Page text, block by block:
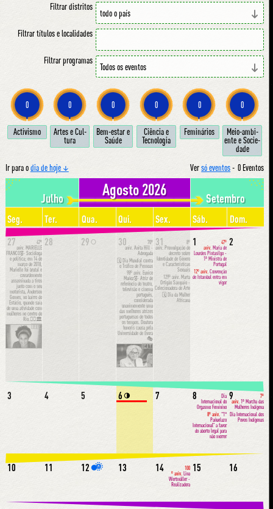
Filtrar distritos
Filtrar títulos e localidades
Filtrar programas
0
Ac­ti­vis­mo
0
Ar­tes e Cul­
tu­ra
0
Bem-estar e
Sa­ú­de
0
Ci­ên­cia e
Tec­no­lo­gia
0
Fe­mi­ná­ri­os
0
Meio-am­bi­
en­te e So­ci­e­
da­de
Ir para odia de hoje ↓ Versó eventos- 0 Eventos
Julho Agosto 2026 Setembro
Seg. Ter. Qua. Qui. Sex. Sáb.
Dom.
27
47º
aniv. MARIELLE
FRANCO🎖- Socióloga
e política; em 14 de
março de 2018,
Marielle foi brutal e
covardemente
assassinada a tiros
junto com o seu
motorista, Anderson
Gomes, no bairro do
Estácio, quando saía
de uma atividade com
mulheres no centro do
Rio.✊🏾🏛
🇧🇷
28 29 🌕 30
70º
aniv. Anita Hill -
Advogada
🗓 Dia Mundial contra
o Tráfico de Pessoas
98º aniv.Eunice
Muñoz🎖- Atriz de
referência do teatro,
televisão e cinema
português,
considerada
unanimemente uma
das melhores atrizes
portuguesas de todos
os tempos. Doutora
honoris causa pela
Universidade de Évora
🎭
🇵🇹
31
8º
aniv. Promulgação do
decreto sobre
Identidade de Género
e Características
Sexuais
129º aniv. Marta
Ortigão Sampaio -
Colecionadora de Arte
🗓 Dia da Mulher
Africana
1
47º
aniv. Maria de
Lourdes Pintasilgo -
1ª Ministra de
Portugal
12º aniv. Convenção
de Istambul entra em
vigor
2
3 4 5 6 🌗 7 8
Dia
Internacional do
Orgasmo Feminino
8º aniv. “1°
Pañuelazo
Internacional” a favor
do aborto legal para
não morrer
9
7º
aniv. 1ª Marcha das
Mulheres Indígena
Dia Internacional dos
Povos Indígenas
10 11 12 🌑 13 14
100
º aniv.
Lina
Wertmüller -
Realizadora
15 16